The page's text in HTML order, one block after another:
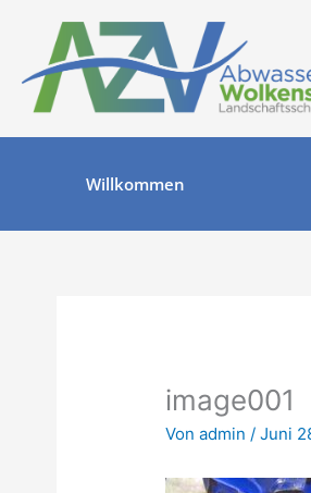
springen
Willkommen
image001
Vonadmin/Juni